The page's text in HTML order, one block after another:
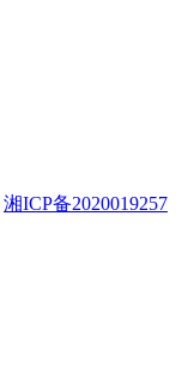
湘ICP备2020019257